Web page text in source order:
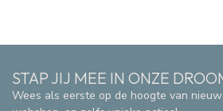
STAP JIJ MEE IN ONZE
Wees als eerste op de hoogte van